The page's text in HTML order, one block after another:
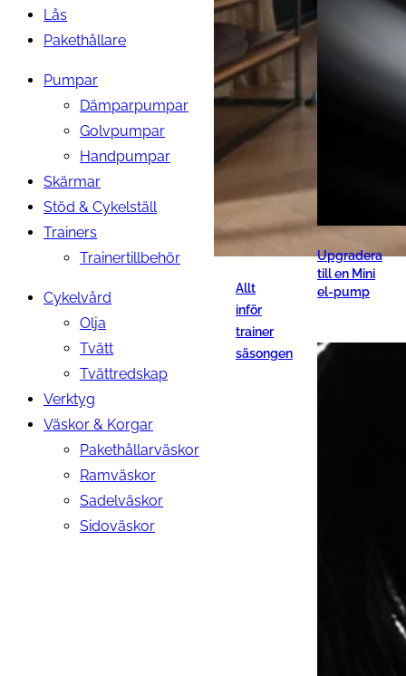
Lås
Pakethållare
Pumpar
Dämparpumpar
Golvpumpar
Handpumpar
Skärmar
Stöd & Cykelställ
Trainers
Trainertillbehör
Cykelvård
Olja
Tvätt
Tvättredskap
Verktyg
Väskor & Korgar
Pakethållarväskor
Ramväskor
Sadelväskor
Sidoväskor
Allt
inför
trainer
säsongen
Upgradera
till en Mini
el-pump